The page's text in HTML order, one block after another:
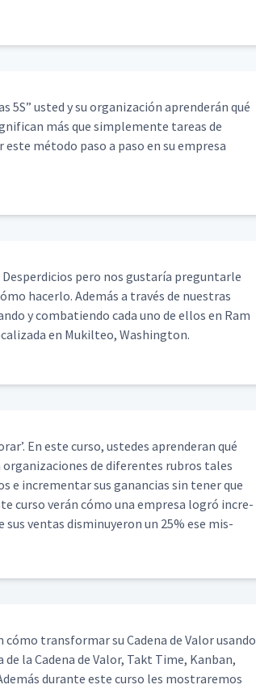
5S” ust­ed y su orga­ni­zación apren­derán qué
más que sim­ple­mente tar­eas de
méto­do paso a paso en su empre­sa
pero nos gus­taría pre­gun­tar­le
hac­er­lo. Además a través de nues­tras
y com­bat­ien­do cada uno de ellos en Ram
en Muk­il­teo, Washington.
En este cur­so, ust­edes apren­der­an qué
de difer­entes rubros tales
e incre­men­tar sus ganan­cias sin ten­er que
cur­so verán cómo una empre­sa logró incre­
sus ven­tas dis­min­uyeron un 25% ese mis­
trans­for­mar su Cade­na de Val­or usan­do
la Cade­na de Val­or, Takt Time, Kan­ban,
durante este cur­so les mostraremos